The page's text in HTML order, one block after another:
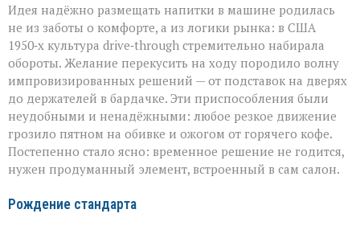
Идея надёжно размещать напитки в машине родилась
не из заботы о комфорте, а из логики рынка: в США
1950‑х культура drive‑through стремительно набирала
обороты. Желание перекусить на ходу породило волну
импровизированных решений — от подставок на дверях
до держателей в бардачке. Эти приспособления были
неудобными и ненадёжными: любое резкое движение
грозило пятном на обивке и ожогом от горячего кофе.
Постепенно стало ясно: временное решение не годится,
нужен продуманный элемент, встроенный в сам салон.
Рождение стандарта